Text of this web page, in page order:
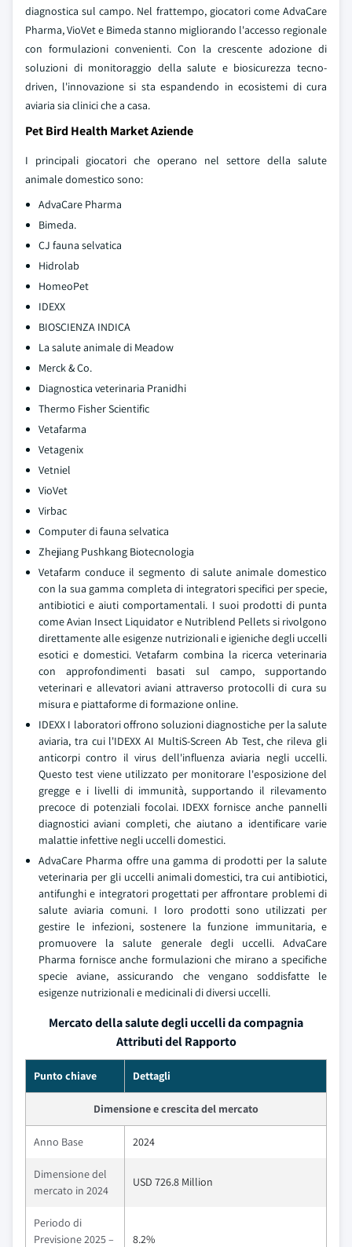
diagnostica sul campo. Nel frattempo, giocatori come AdvaCare
Pharma, VioVet e Bimeda stanno migliorando l'accesso regionale
con formulazioni convenienti. Con la crescente adozione di
soluzioni di monitoraggio della salute e biosicurezza tecno-
driven, l'innovazione si sta espandendo in ecosistemi di cura
aviaria sia clinici che a casa.
Pet Bird Health Market Aziende
I principali giocatori che operano nel settore della salute
animale domestico sono:
AdvaCare Pharma
Bimeda.
CJ fauna selvatica
Hidrolab
HomeoPet
IDEXX
BIOSCIENZA INDICA
La salute animale di Meadow
Merck & Co.
Diagnostica veterinaria Pranidhi
Thermo Fisher Scientific
Vetafarma
Vetagenix
Vetniel
VioVet
Virbac
Computer di fauna selvatica
Zhejiang Pushkang Biotecnologia
Vetafarm conduce il segmento di salute animale domestico
con la sua gamma completa di integratori specifici per specie,
antibiotici e aiuti comportamentali. I suoi prodotti di punta
come Avian Insect Liquidator e Nutriblend Pellets si rivolgono
direttamente alle esigenze nutrizionali e igieniche degli uccelli
esotici e domestici. Vetafarm combina la ricerca veterinaria
con approfondimenti basati sul campo, supportando
veterinari e allevatori aviani attraverso protocolli di cura su
misura e piattaforme di formazione online.
IDEXX I laboratori offrono soluzioni diagnostiche per la salute
aviaria, tra cui l'IDEXX AI MultiS-Screen Ab Test, che rileva gli
anticorpi contro il virus dell'influenza aviaria negli uccelli.
Questo test viene utilizzato per monitorare l'esposizione del
gregge e i livelli di immunità, supportando il rilevamento
precoce di potenziali focolai. IDEXX fornisce anche pannelli
diagnostici aviani completi, che aiutano a identificare varie
malattie infettive negli uccelli domestici.
AdvaCare Pharma offre una gamma di prodotti per la salute
veterinaria per gli uccelli animali domestici, tra cui antibiotici,
antifunghi e integratori progettati per affrontare problemi di
salute aviaria comuni. I loro prodotti sono utilizzati per
gestire le infezioni, sostenere la funzione immunitaria, e
promuovere la salute generale degli uccelli. AdvaCare
Pharma fornisce anche formulazioni che mirano a specifiche
specie aviane, assicurando che vengano soddisfatte le
esigenze nutrizionali e medicinali di diversi uccelli.
Mercato della salute degli uccelli da compagnia
Attributi del Rapporto
Punto chiave Dettagli
Dimensione e crescita del mercato
Anno Base 2024
Dimensione del
mercato in 2024
USD 726.8 Million
Periodo di
Previsione 2025 –
8.2%